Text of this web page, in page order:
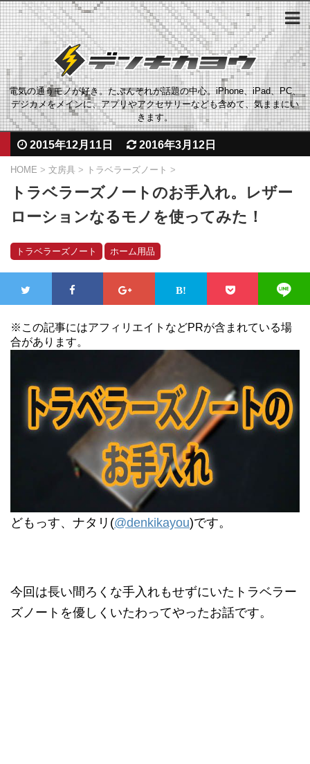
電気の通うモノが好き。たぶんそれが話題の中心。iPhone、iPad、PC、
デジカメをメインに、アプリやアクセサリーなども含めて、気ままにい
きます。
2015年12月11日 2016年3月12日
HOME > 文房具 > トラベラーズノート >
トラベラーズノートのお手入れ。レザー
ローションなるモノを使ってみた！
トラベラーズノート ホーム用品
※この記事にはアフィリエイトなどPRが含まれている場
合があります。
どもっす、ナタリ(@denkikayou)です。
今回は長い間ろくな手入れもせずにいたトラベラー
ズノートを優しくいたわってやったお話です。